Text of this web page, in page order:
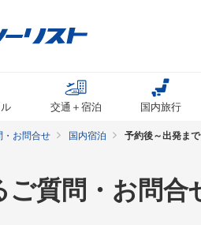
交通＋宿泊 国内旅行
・お問合せ 国内宿泊 予約後～出発まで
ご質問・お問合